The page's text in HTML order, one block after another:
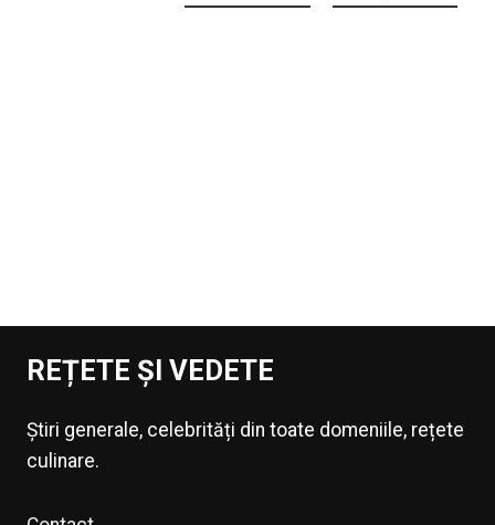
REȚETE ȘI VEDETE
Știri generale, celebrități din toate domeniile, rețete
culinare.